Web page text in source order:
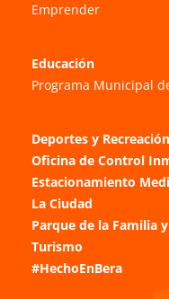
Emprender
Educación
Programa Municipal
Deportes y Recreación
Oficina de Control
Estacionamiento
La Ciudad
Parque de la Familia
Turismo
#HechoEnBera